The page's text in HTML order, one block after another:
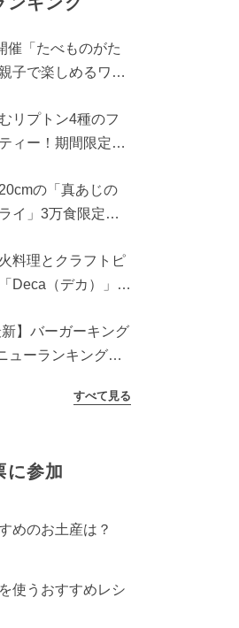
催「たべものがた
子で楽しめるワー
介
リプトン4種のフ
ィー！期間限定キ
の「真あじの
イ」3万食限定で
料理とクラフトピ
Deca（デカ）」が
新】バーガーキング
ューランキング
すべて見る
に参加
めのお土産は？
使うおすすめレシ